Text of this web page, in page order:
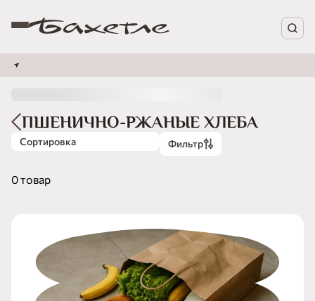
ПШЕНИЧНО-РЖАНЫЕ ХЛЕБА
Сортировка Фильтр
0 товар